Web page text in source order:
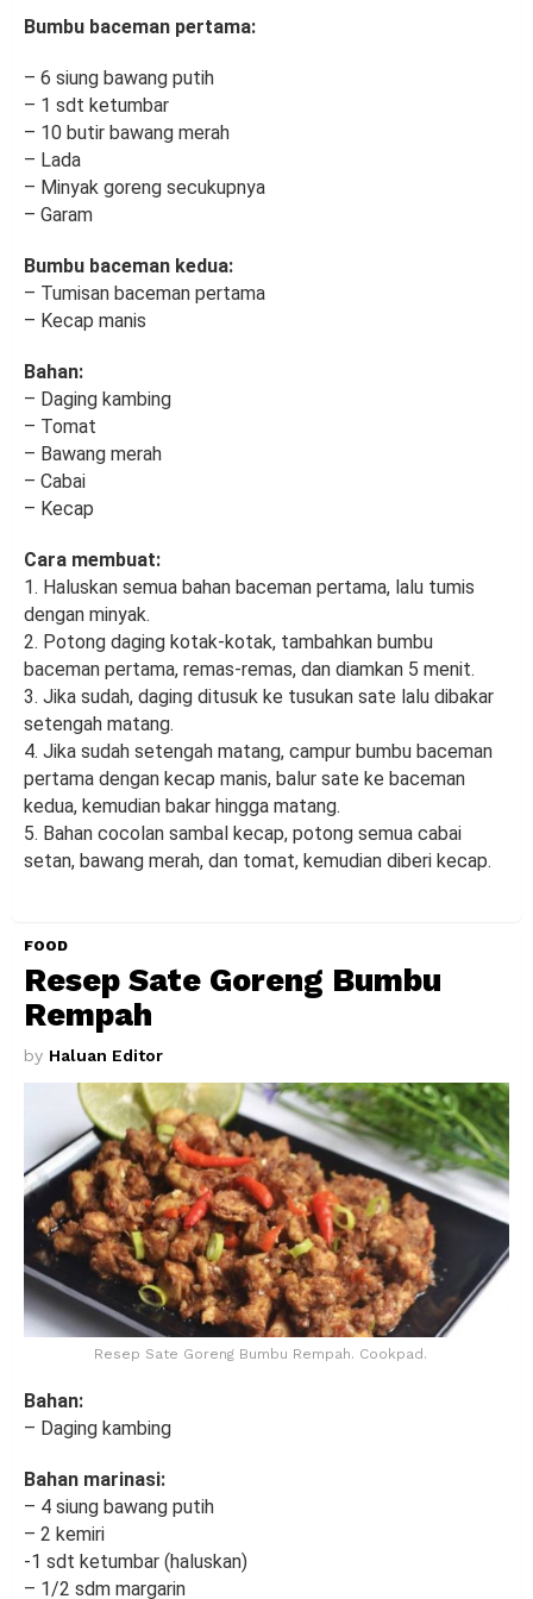
Bumbu baceman pertama:
– 6 siung bawang putih
– 1 sdt ketumbar
– 10 butir bawang merah
– Lada
– Minyak goreng secukupnya
– Garam
Bumbu baceman kedua:
– Tumisan baceman pertama
– Kecap manis
Bahan:
– Daging kambing
– Tomat
– Bawang merah
– Cabai
– Kecap
Cara membuat:
1. Haluskan semua bahan baceman pertama, lalu tumis
dengan minyak.
2. Potong daging kotak-kotak, tambahkan bumbu
baceman pertama, remas-remas, dan diamkan 5 menit.
3. Jika sudah, daging ditusuk ke tusukan sate lalu dibakar
setengah matang.
4. Jika sudah setengah matang, campur bumbu baceman
pertama dengan kecap manis, balur sate ke baceman
kedua, kemudian bakar hingga matang.
5. Bahan cocolan sambal kecap, potong semua cabai
setan, bawang merah, dan tomat, kemudian diberi kecap.
FOOD
Resep Sate Goreng Bumbu
Rempah
by Haluan Editor
Resep Sate Goreng Bumbu Rempah. Cookpad.
Bahan:
– Daging kambing
Bahan marinasi:
– 4 siung bawang putih
– 2 kemiri
-1 sdt ketumbar (haluskan)
– 1/2 sdm margarin